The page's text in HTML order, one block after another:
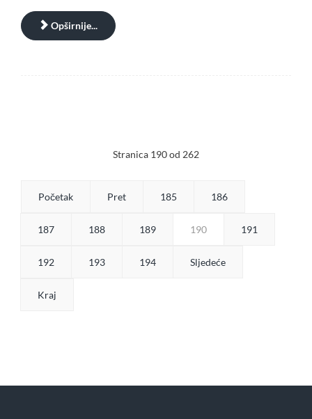
Opširnije...
Stranica 190 od 262
Početak Pret 185 186
187 188 189 190 191
192 193 194 Sljedeće
Kraj